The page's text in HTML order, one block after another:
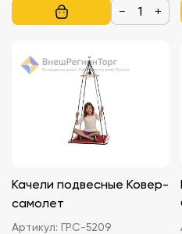
− +
Качели подвесные Ковер-
самолет
Артикул: ГРС-5209